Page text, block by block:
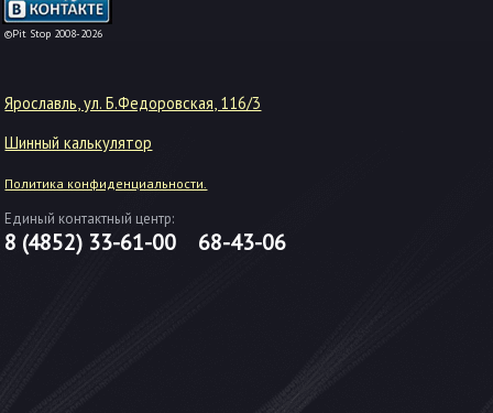
©Pit Stop 2008-2026
-->
Ярославль, ул. Б.Федоровская, 116/3
Шинный калькулятор
Политика конфиденциальности.
Единый контактный центр:
8 (4852) 33-61-00 68-43-06